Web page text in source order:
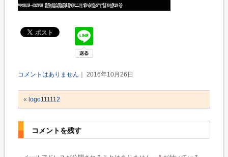
コメントはありません ｜ 2016年10月26日
« logo111112
コメントを残す